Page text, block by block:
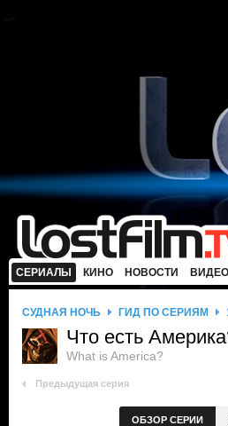
СЕРИАЛЫ КИНО НОВОСТИ ВИДЕО
СУДНАЯ НОЧЬ ГИД ПО СЕРИЯМ
Что есть
What is America?
Предыдущая серия
ОБЗОР СЕРИИ